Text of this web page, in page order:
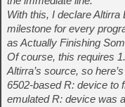
With this, I declare
milestone for every
as Actually Finishing
Of course, this requires
Altirra’s source, so
6502-based R: device to
emulated R: device was